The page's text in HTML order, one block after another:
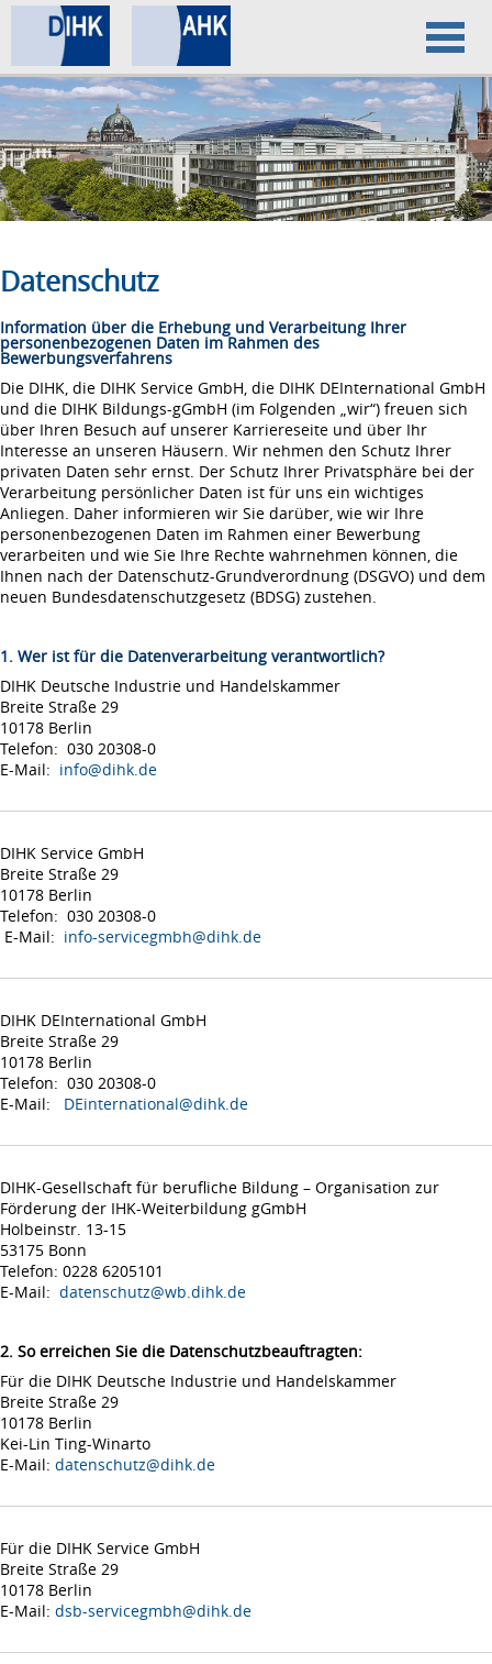
Home
Datenschutz
Impressum
Datenschutz
Information über die Erhebung und Verarbeitung Ihrer
personenbezogenen Daten im Rahmen des
Bewerbungsverfahrens
Die DIHK, die DIHK Service GmbH, die DIHK DEInternational GmbH
und die DIHK Bildungs-gGmbH (im Folgenden „wir“) freuen sich
über Ihren Besuch auf unserer Karriereseite und über Ihr
Interesse an unseren Häusern. Wir nehmen den Schutz Ihrer
privaten Daten sehr ernst. Der Schutz Ihrer Privatsphäre bei der
Verarbeitung persönlicher Daten ist für uns ein wichtiges
Anliegen. Daher informieren wir Sie darüber, wie wir Ihre
personenbezogenen Daten im Rahmen einer Bewerbung
verarbeiten und wie Sie Ihre Rechte wahrnehmen können, die
Ihnen nach der Datenschutz-Grundverordnung (DSGVO) und dem
neuen Bundesdatenschutzgesetz (BDSG) zustehen.
1. Wer ist für die Datenverarbeitung verantwortlich?
DIHK Deutsche Industrie und Handelskammer
Breite Straße 29
10178 Berlin
Telefon: 030 20308-0
E-Mail: info@dihk.de
DIHK Service GmbH
Breite Straße 29
10178 Berlin
Telefon: 030 20308-0
E-Mail: info-servicegmbh@dihk.de
DIHK DEInternational GmbH
Breite Straße 29
10178 Berlin
Telefon: 030 20308-0
E-Mail: DEinternational@dihk.de
DIHK-Gesellschaft für berufliche Bildung – Organisation zur
Förderung der IHK-Weiterbildung gGmbH
Holbeinstr. 13-15
53175 Bonn
Telefon: 0228 6205101
E-Mail: datenschutz@wb.dihk.de
2. So erreichen Sie die Datenschutzbeauftragten:
Für die DIHK Deutsche Industrie und Handelskammer
Breite Straße 29
10178 Berlin
Kei-Lin Ting-Winarto
E-Mail: datenschutz@dihk.de
Für die DIHK Service GmbH
Breite Straße 29
10178 Berlin
E-Mail: dsb-servicegmbh@dihk.de